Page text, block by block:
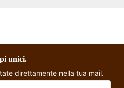
unici.
direttamente nella tua mail.